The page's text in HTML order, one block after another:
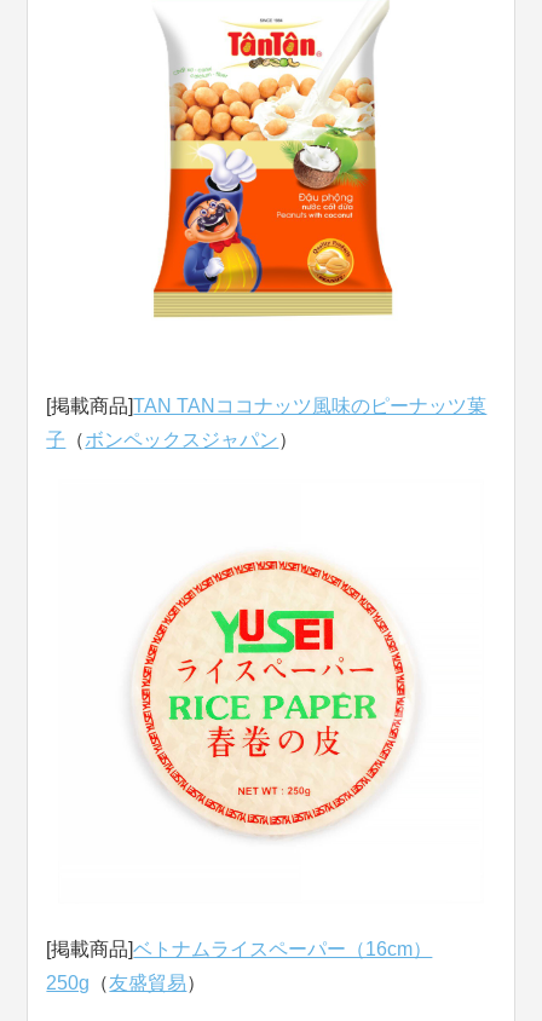
[掲載商品]TAN TANココナッツ風味のピーナッツ菓
子 （ボンペックスジャパン）
[掲載商品]ベトナムライスペーパー（16cm）
250g （友盛貿易）